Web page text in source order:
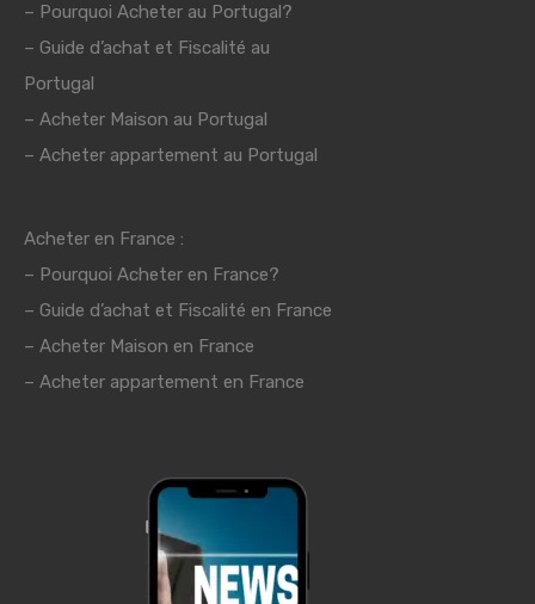
– Pourquoi Acheter au Portugal?
– Guide d’achat et Fiscalité au
Portugal
– Acheter Maison au Portugal
– Acheter appartement au Portugal
Acheter en France :
– Pourquoi Acheter en France?
– Guide d’achat et Fiscalité en France
– Acheter Maison en France
– Acheter appartement en France